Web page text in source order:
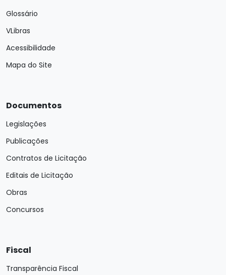
Glossário
VLibras
Acessibilidade
Mapa do Site
Documentos
Legislações
Publicações
Contratos de Licitação
Editais de Licitação
Obras
Concursos
Fiscal
Transparência Fiscal